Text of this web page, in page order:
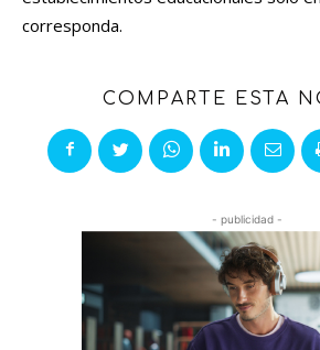
corresponda.
COMPARTE ESTA
- publicidad -